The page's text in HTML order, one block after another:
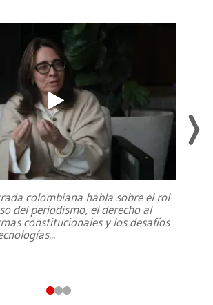
colombiana habla sobre el rol
del periodismo, el derecho al
constitucionales y los desafíos
...